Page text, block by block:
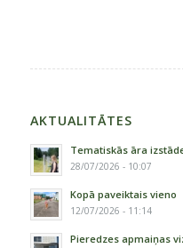
AKTUALITĀTES
Tematiskās āra
28/07/2026 - 10:07
Kopā paveiktais vieno
12/07/2026 - 11:14
Pieredzes apmaiņas